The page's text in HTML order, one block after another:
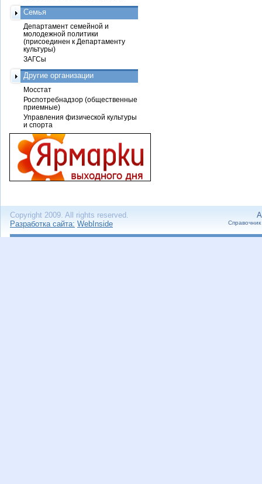
Семья
Департамент семейной и
молодежной политики
(присоединен к Департаменту
культуры)
ЗАГСы
Другие организации
Мосстат
Роспотребнадзор (общественные
приемные)
Управления физической культуры
и спорта
Copyright 2009. All rights reserved.
Разработка сайта: WebInside